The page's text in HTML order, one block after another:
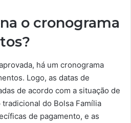
o cronograma
há um cronograma
Logo, as datas de
de acordo com a situação de
do Bolsa Família
de pagamento, e as